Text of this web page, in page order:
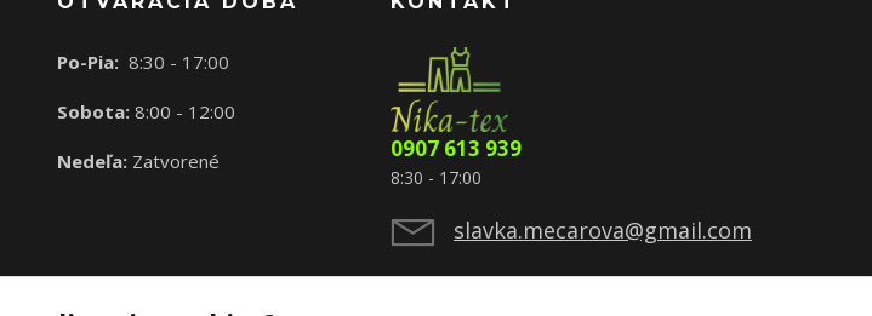
Po-Pia: 8:30 - 17:00
Sobota: 8:00 - 12:00
Nedeľa: Zatvorené 0907 613 939
8:30 - 17:00
slavka.mecarova@gmail.com